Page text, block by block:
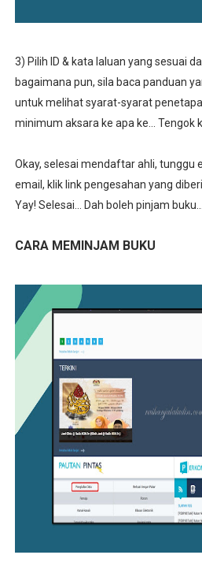
3) Pilih ID & kata laluan yang sesuai
bagaimana pun, sila baca panduan
untuk melihat syarat-syarat
minimum aksara ke apa ke... Tengok
Okay, selesai mendaftar ahli, tunggu
email, klik link pengesahan yang
Yay! Selesai... Dah boleh pinjam buku...
CARA MEMINJAM BUKU